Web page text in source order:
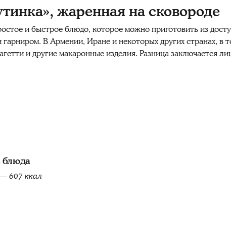
жаренная на сковороде
и быстрое блюдо, которое можно приготовить из
В Армении, Иране и некоторых других странах, в
и другие макаронные изделия. Разница заключается
блюда
607 ккал